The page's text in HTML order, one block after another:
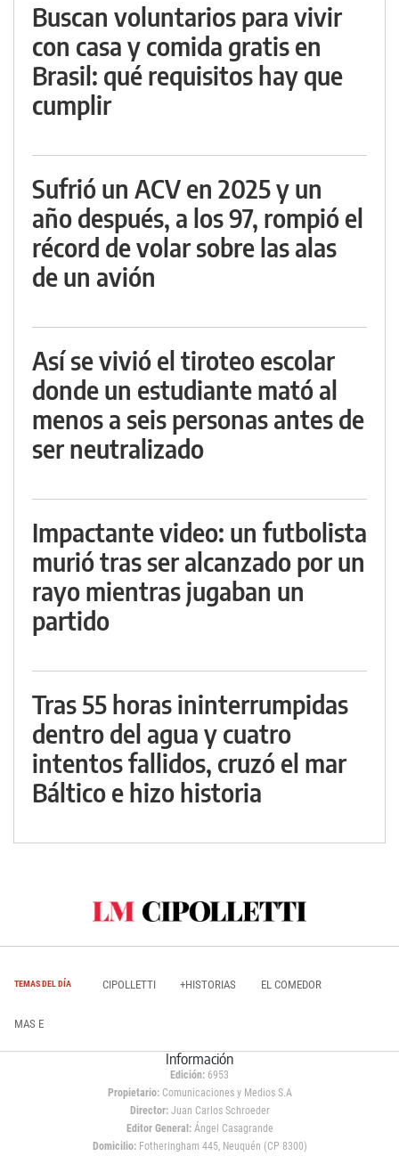
Buscan voluntarios para vivir
con casa y comida gratis en
Brasil: qué requisitos hay que
cumplir
Sufrió un ACV en 2025 y un
año después, a los 97, rompió el
récord de volar sobre las alas
de un avión
Así se vivió el tiroteo escolar
donde un estudiante mató al
menos a seis personas antes de
ser neutralizado
Impactante video: un futbolista
murió tras ser alcanzado por un
rayo mientras jugaban un
partido
Tras 55 horas ininterrumpidas
dentro del agua y cuatro
intentos fallidos, cruzó el mar
Báltico e hizo historia
TEMAS DEL DÍA CIPOLLETTI +HISTORIAS EL COMEDOR
MAS E
Información
Edición: 6953
Propietario:Comunicaciones y Medios S.A
Director: Juan Carlos Schroeder
Editor General:Ángel Casagrande
Domicilio:Fotheringham 445, Neuquén (CP 8300)